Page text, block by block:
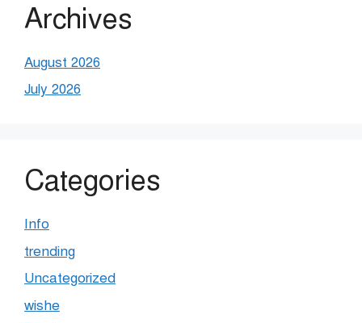
Archives
August 2026
July 2026
Categories
Info
trending
Uncategorized
wishe